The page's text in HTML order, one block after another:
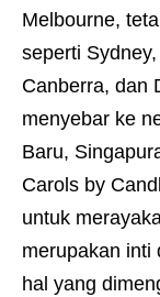
Melbourne,
seperti
Canberra, dan
menyebar ke
Baru,
Carols by
untuk
merupakan inti
hal yang